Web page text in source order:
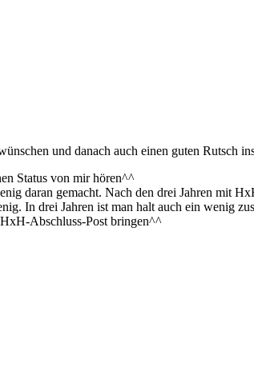
und danach auch einen guten Rutsch
Status von mir hören^^
daran gemacht. Nach den drei Jahren mit
In drei Jahren ist man halt auch ein wenig
Abschluss-Post bringen^^